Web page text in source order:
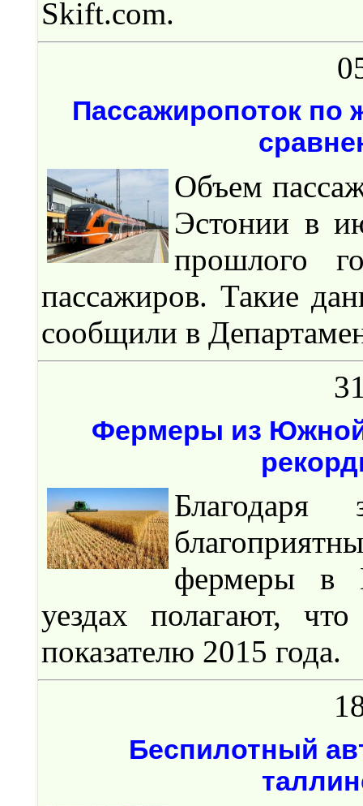
Skift.com.
Пассажиропоток по
Объем
Эстонии в
прошлого
пассажиров. Такие
сообщили в
Фермеры из Южной
фермеры в
уездах полагают,
показателю 2015 года.
Беспилотный